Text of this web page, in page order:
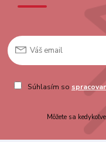
Súhlasím so
Môžete sa